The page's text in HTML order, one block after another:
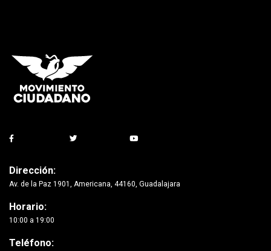
Dirección:
Av. de la Paz 1901, Americana, 44160, Guadalajara
Horario:
10:00 a 19:00
Teléfono: